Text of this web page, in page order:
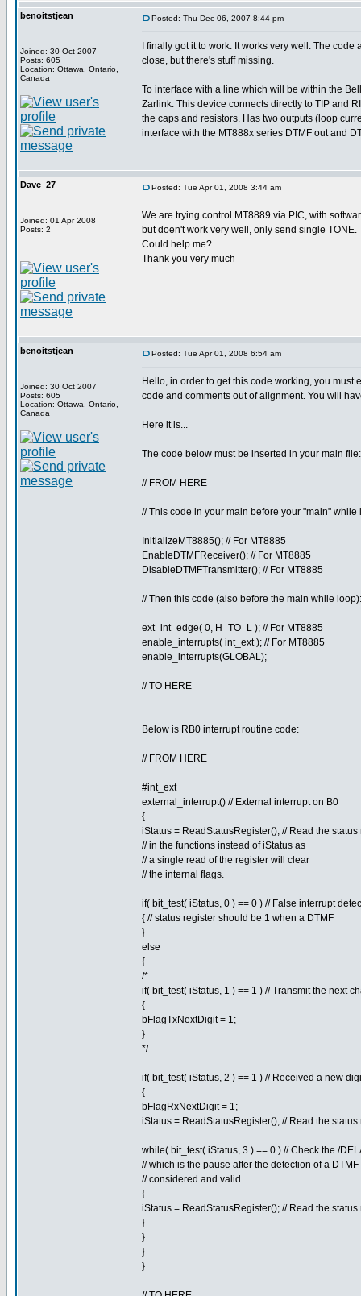
benoitstjean
Joined: 30 Oct 2007
Posts: 605
Location: Ottawa, Ontario,
Canada
Posted: Thu Dec 06, 2007 8:44 pm
I finally got it to work. It works very well. The
close, but there's stuff missing.
To interface with a line which will be within the
Zarlink. This device connects directly to TIP and
the caps and resistors. Has two outputs (loop
interface with the MT888x series DTMF out and
Dave_27
Joined: 01 Apr 2008
Posts: 2
Posted: Tue Apr 01, 2008 3:44 am
We are trying control MT8889 via PIC, with
but doen't work very well, only send single TONE.
Could help me?
Thank you very much
benoitstjean
Joined: 30 Oct 2007
Posts: 605
Location: Ottawa, Ontario,
Canada
Posted: Tue Apr 01, 2008 6:54 am
Hello, in order to get this code working, you must
code and comments out of alignment. You will
Here it is...
The code below must be inserted in your main file:
// FROM HERE
// This code in your main before your "main" while
InitializeMT8885(); // For MT8885
EnableDTMFReceiver(); // For MT8885
DisableDTMFTransmitter(); // For MT8885
// Then this code (also before the main while loop):
ext_int_edge( 0, H_TO_L ); // For MT8885
enable_interrupts( int_ext ); // For MT8885
enable_interrupts(GLOBAL);
// TO HERE
Below is RB0 interrupt routine code:
// FROM HERE
#int_ext
external_interrupt() // External interrupt on B0
{
iStatus = ReadStatusRegister(); // Read the
// in the functions instead of iStatus as
// a single read of the register will clear
// the internal flags.
if( bit_test( iStatus, 0 ) == 0 ) // False interrupt
{ // status register should be 1 when a DTMF
}
else
{
/*
if( bit_test( iStatus, 1 ) == 1 ) // Transmit the next
{
bFlagTxNextDigit = 1;
}
*/
if( bit_test( iStatus, 2 ) == 1 ) // Received a new
{
bFlagRxNextDigit = 1;
iStatus = ReadStatusRegister(); // Read the status
while( bit_test( iStatus, 3 ) == 0 ) // Check the /
// which is the pause after the detection of a
// considered and valid.
{
iStatus = ReadStatusRegister(); // Read the status
}
}
}
}